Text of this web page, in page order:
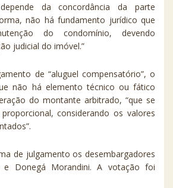
da concordância da parte
não há fundamento jurídico que
do condomínio, devendo
judicial do imóvel.”
de “aluguel compensatório”, o
não há elemento técnico ou fático
do montante arbitrado, “que se
considerando os valores
de julgamento os desembargadores
e Donegá Morandini. A votação foi